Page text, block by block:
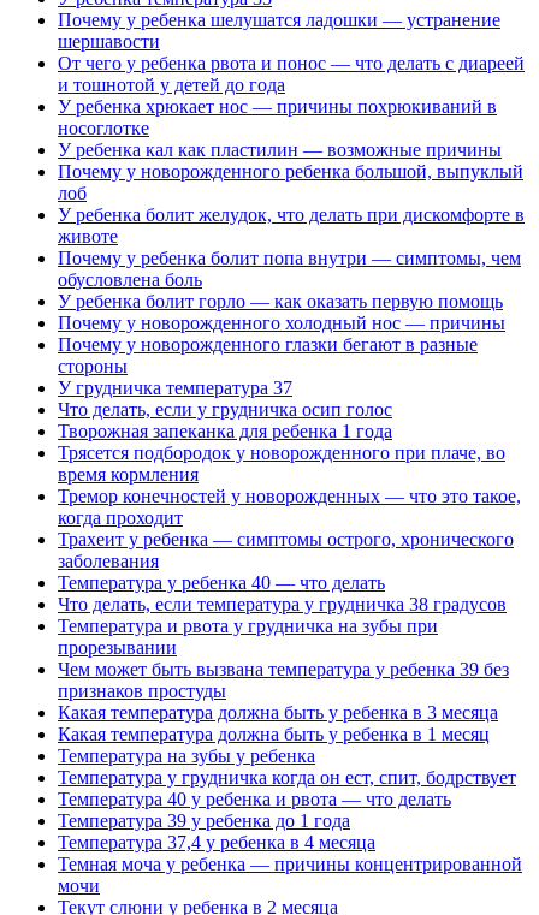
Почему у ребенка шелушатся ладошки — устранение
шершавости
От чего у ребенка рвота и понос — что делать с диареей
и тошнотой у детей до года
У ребенка хрюкает нос — причины похрюкиваний в
носоглотке
У ребенка кал как пластилин — возможные причины
Почему у новорожденного ребенка большой, выпуклый
лоб
У ребенка болит желудок, что делать при дискомфорте в
животе
Почему у ребенка болит попа внутри — симптомы, чем
обусловлена боль
У ребенка болит горло — как оказать первую помощь
Почему у новорожденного холодный нос — причины
Почему у новорожденного глазки бегают в разные
стороны
У грудничка температура 37
Что делать, если у грудничка осип голос
Творожная запеканка для ребенка 1 года
Трясется подбородок у новорожденного при плаче, во
время кормления
Тремор конечностей у новорожденных — что это такое,
когда проходит
Трахеит у ребенка — симптомы острого, хронического
заболевания
Температура у ребенка 40 — что делать
Что делать, если температура у грудничка 38 градусов
Температура и рвота у грудничка на зубы при
прорезывании
Чем может быть вызвана температура у ребенка 39 без
признаков простуды
Какая температура должна быть у ребенка в 3 месяца
Какая температура должна быть у ребенка в 1 месяц
Температура на зубы у ребенка
Температура у грудничка когда он ест, спит, бодрствует
Температура 40 у ребенка и рвота — что делать
Температура 39 у ребенка до 1 года
Температура 37,4 у ребенка в 4 месяца
Темная моча у ребенка — причины концентрированной
мочи
Текут слюни у ребенка в 2 месяца